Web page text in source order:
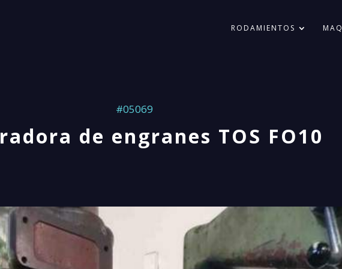
RODAMIENTOS
#05069
de engranes TOS FO10